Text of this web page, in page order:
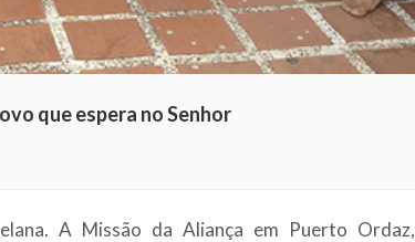
que espera no Senhor
A Missão da Aliança em Puerto Ordaz,